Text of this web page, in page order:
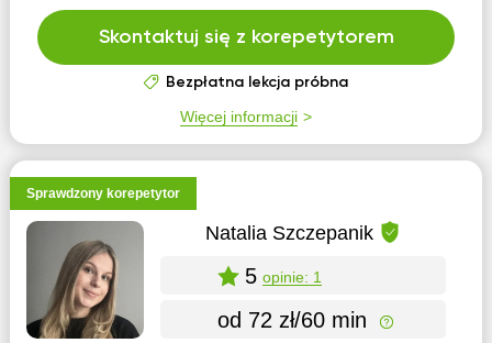
Skontaktuj się z korepetytorem
Bezpłatna lekcja próbna
Więcej informacji
Sprawdzony korepetytor
Natalia Szczepanik
5 opinie: 1
od 72 zł/60 min